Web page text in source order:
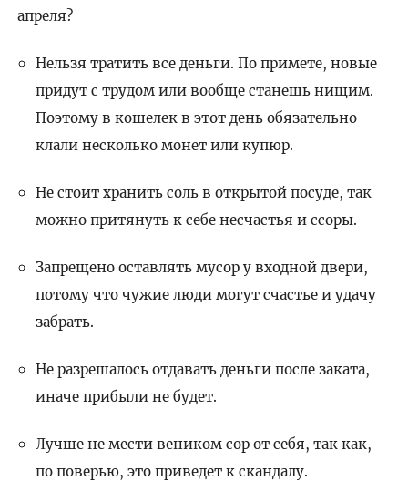
апреля?
Нельзя тратить все деньги. По примете, новые
придут с трудом или вообще станешь нищим.
Поэтому в кошелек в этот день обязательно
клали несколько монет или купюр.
Не стоит хранить соль в открытой посуде, так
можно притянуть к себе несчастья и ссоры.
Запрещено оставлять мусор у входной двери,
потому что чужие люди могут счастье и удачу
забрать.
Не разрешалось отдавать деньги после заката,
иначе прибыли не будет.
Лучше не мести веником сор от себя, так как,
по поверью, это приведет к скандалу.